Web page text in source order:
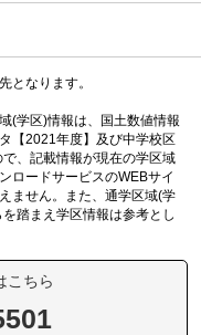
となります。
(学区)情報は、国土数値情報
【2021年度】及び中学校区
、記載情報が現在の学区域
ロードサービスのWEBサイ
ません。また、通学区域(学
踏まえ学区情報は参考とし
こちら